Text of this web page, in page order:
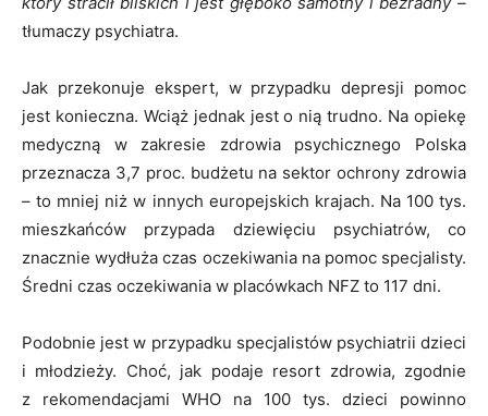
tłumaczy psychiatra.
Jak przekonuje ekspert, w przypadku depresji pomoc
jest konieczna. Wciąż jednak jest o nią trudno. Na opiekę
medyczną w zakresie zdrowia psychicznego Polska
przeznacza 3,7 proc. budżetu na sektor ochrony zdrowia
– to mniej niż w innych europejskich krajach. Na 100 tys.
mieszkańców przypada dziewięciu psychiatrów, co
znacznie wydłuża czas oczekiwania na pomoc specjalisty.
Średni czas oczekiwania w placówkach NFZ to 117 dni.
Podobnie jest w przypadku specjalistów psychiatrii dzieci
i młodzieży. Choć, jak podaje resort zdrowia, zgodnie
z rekomendacjami WHO na 100 tys. dzieci powinno